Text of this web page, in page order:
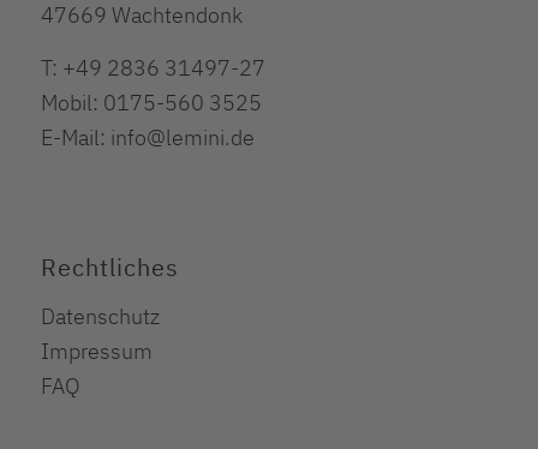
47669 Wachtendonk
T: +49 2836 31497-27
Mobil: 0175-560 3525
E-Mail: info@lemini.de
Rechtliches
Datenschutz
Impressum
FAQ